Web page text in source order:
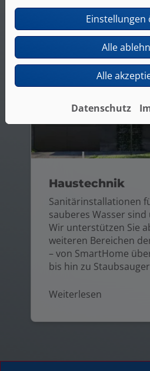
Haustechnik
Sanitärinstallationen
sauberes Wasser sind
Wir unterstützen Sie
weiteren Bereichen
– von SmartHome
bis hin zu
Weiterlesen
Einstellungen
Alle
Alle
Datenschutz